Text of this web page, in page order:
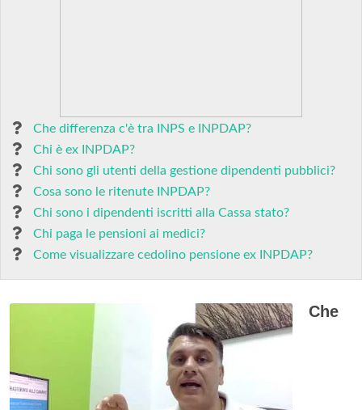
Che differenza c'è tra INPS e INPDAP?
Chi è ex INPDAP?
Chi sono gli utenti della gestione dipendenti pubblici?
Cosa sono le ritenute INPDAP?
Chi sono i dipendenti iscritti alla Cassa stato?
Chi paga le pensioni ai medici?
Come visualizzare cedolino pensione ex INPDAP?
Che